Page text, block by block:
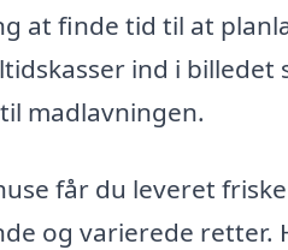
at finde tid til at
ind i billedet
madlavningen.
får du leveret
og varierede retter.